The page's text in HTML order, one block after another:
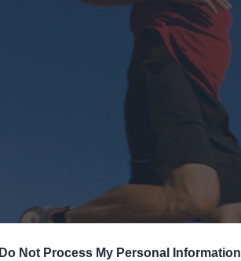
Do Not Process My Personal Information